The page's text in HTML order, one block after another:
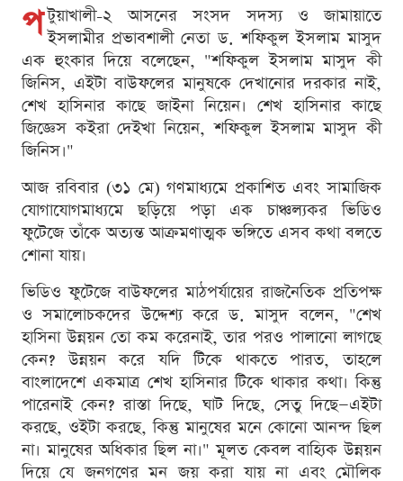
প টুয়াখালী-২ আসনের সংসদ সদস্য ও জামায়াতে
ইসলামীর প্রভাবশালী নেতা ড. শফিকুল ইসলাম মাসুদ
এক হুংকার দিয়ে বলেছেন, "শফিকুল ইসলাম মাসুদ কী
জিনিস, এইটা বাউফলের মানুষকে দেখানোর দরকার নাই,
শেখ হাসিনার কাছে জাইনা নিয়েন। শেখ হাসিনার কাছে
জিজ্ঞেস কইরা দেইখা নিয়েন, শফিকুল ইসলাম মাসুদ কী
জিনিস।"
আজ রবিবার (৩১ মে) গণমাধ্যমে প্রকাশিত এবং সামাজিক
যোগাযোগমাধ্যমে ছড়িয়ে পড়া এক চাঞ্চল্যকর ভিডিও
ফুটেজে তাঁকে অত্যন্ত আক্রমণাত্মক ভঙ্গিতে এসব কথা বলতে
শোনা যায়।
ভিডিও ফুটেজে বাউফলের মাঠপর্যায়ের রাজনৈতিক প্রতিপক্ষ
ও সমালোচকদের উদ্দেশ্য করে ড. মাসুদ বলেন, "শেখ
হাসিনা উন্নয়ন তো কম করেনাই, তার পরও পালানো লাগছে
কেন? উন্নয়ন করে যদি টিকে থাকতে পারত, তাহলে
বাংলাদেশে একমাত্র শেখ হাসিনার টিকে থাকার কথা। কিন্তু
পারেনাই কেন? রাস্তা দিছে, ঘাট দিছে, সেতু দিছে—এইটা
করছে, ওইটা করছে, কিন্তু মানুষের মনে কোনো আনন্দ ছিল
না। মানুষের অধিকার ছিল না।" মূলত কেবল বাহ্যিক উন্নয়ন
দিয়ে যে জনগণের মন জয় করা যায় না এবং মৌলিক